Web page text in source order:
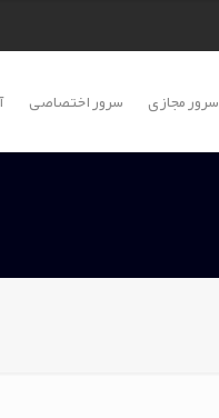
سرور مجازی سرور اختصاصی